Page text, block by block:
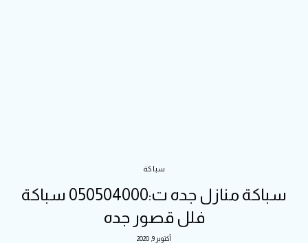
سباكة
سباكة منازل جده ت:050504000 سباكة
فلل قصور جده
أكتوبر 9, 2020